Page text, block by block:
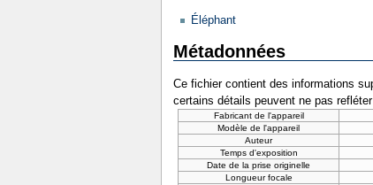
Éléphant
Métadonnées
Ce fichier contient des informations
certains détails peuvent ne pas
Fabricant de l'appareil
Modèle de l'appareil
Auteur
Temps d'exposition
Date de la prise originelle
Longueur focale